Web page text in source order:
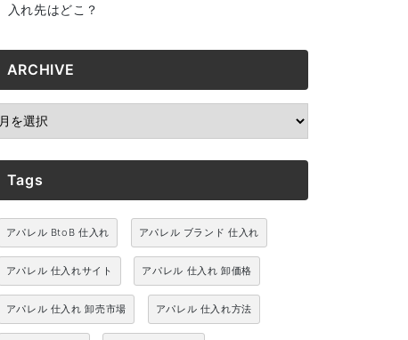
入れ先はどこ？
ARCHIVE
ARCHIVE
Tags
アパレル BtoB 仕入れ アパレル ブランド 仕入れ
アパレル 仕入れサイト アパレル 仕入れ 卸価格
アパレル 仕入れ 卸売市場 アパレル 仕入れ方法